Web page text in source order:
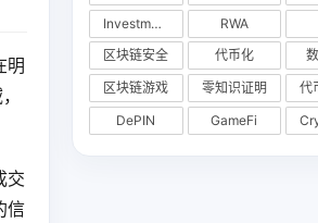
明
交
信
Investments
RWA
区块链安全
代币化
区块链游戏
零知识证明
代
DePIN
GameFi